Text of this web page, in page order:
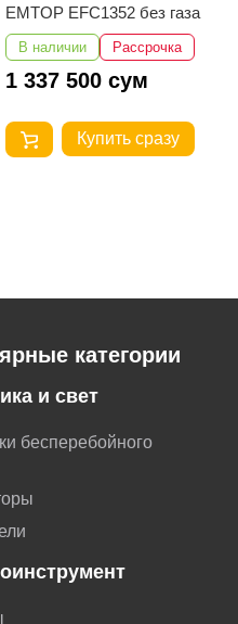
EMTOP EWDEM2568
MMA/TIG Lift
В наличии Рассрочка
2 625 000 сум
Купить сразу
категории
и свет
бесперебойного